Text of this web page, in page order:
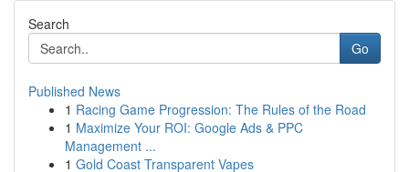
Search
Go
Published News
1 Racing Game Progression: The Rules of the Road
1 Maximize Your ROI: Google Ads & PPC
Management ...
1 Gold Coast Transparent Vapes